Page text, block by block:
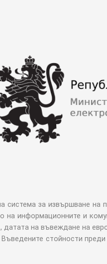
за извършване на
на информационните и
, датата на въвеждане на
стойности преди